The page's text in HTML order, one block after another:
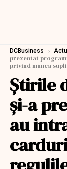
DCBusiness ›
prezentat
privind munca
Ştirile
şi-a
au